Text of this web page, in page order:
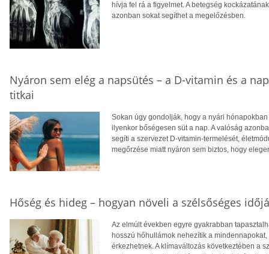
hívja fel rá a figyelmet. A betegség
azonban sokat segíthet a megelőzésben.
Nyáron sem elég a napsütés – a D-vitamin és a
titkai
Sokan úgy gondolják, hogy a nyári
ilyenkor bőségesen süt a nap. A valóság
segíti a szervezet D-vitamin-termelését,
megőrzése miatt nyáron sem biztos, hogy
Hőség és hideg – hogyan növeli a szélsőséges
Az elmúlt években egyre gyakrabban
hosszú hőhullámok nehezítik a
érkezhetnek. A klímaváltozás következtében a